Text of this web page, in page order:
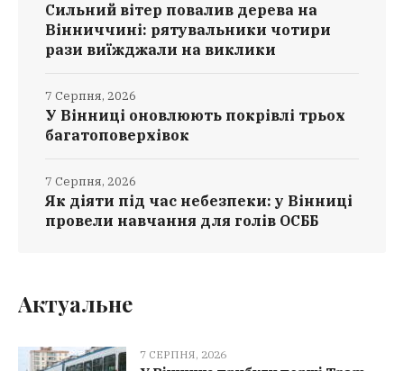
Сильний вітер повалив дерева на
Вінниччині: рятувальники чотири
рази виїжджали на виклики
У Вінниці оновлюють покрівлі трьох
багатоповерхівок
7 Серпня, 2026
Як діяти під час небезпеки: у Вінниці
провели навчання для голів ОСББ
7 Серпня, 2026
Актуальне
7 СЕРПНЯ, 2026